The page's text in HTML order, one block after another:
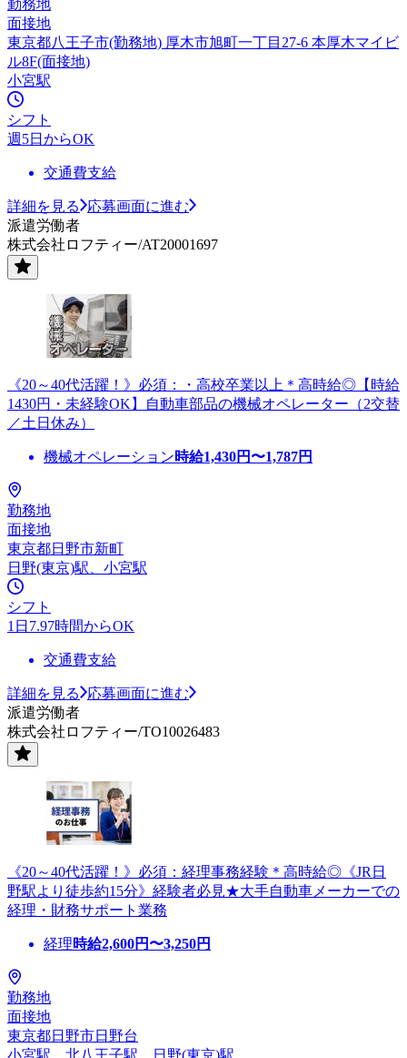
勤務地
面接地
東京都八王子市(勤務地) 厚木市旭町一丁目27-6 本厚木マイビ
ル8F(面接地)
小宮駅
シフト
週5日からOK
交通費支給
詳細を見る
応募画面に進む
派遣労働者
株式会社ロフティー/AT20001697
《20～40代活躍！》必須：・高校卒業以上＊高時給◎【時給
1430円・未経験OK】自動車部品の機械オペレーター（2交替
／土日休み）
機械オペレーション時給1,430円〜1,787円
勤務地
面接地
東京都日野市新町
日野(東京)駅、小宮駅
シフト
1日7.97時間からOK
交通費支給
詳細を見る
応募画面に進む
派遣労働者
株式会社ロフティー/TO10026483
《20～40代活躍！》必須：経理事務経験＊高時給◎《JR日
野駅より徒歩約15分》経験者必見★大手自動車メーカーでの
経理・財務サポート業務
経理時給2,600円〜3,250円
勤務地
面接地
東京都日野市日野台
小宮駅、北八王子駅、日野(東京)駅